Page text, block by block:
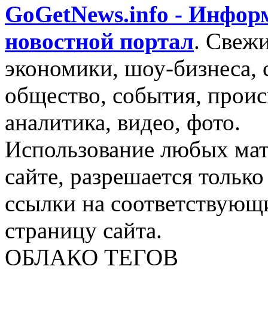
GoGetNews.info -
новостной портал.
экономики, шоу-бизнеса,
общество, события,
аналитика, видео, фото.
Использование любых
сайте, разрешается
ссылки на
страницу сайта.
ОБЛАКО ТЕГОВ